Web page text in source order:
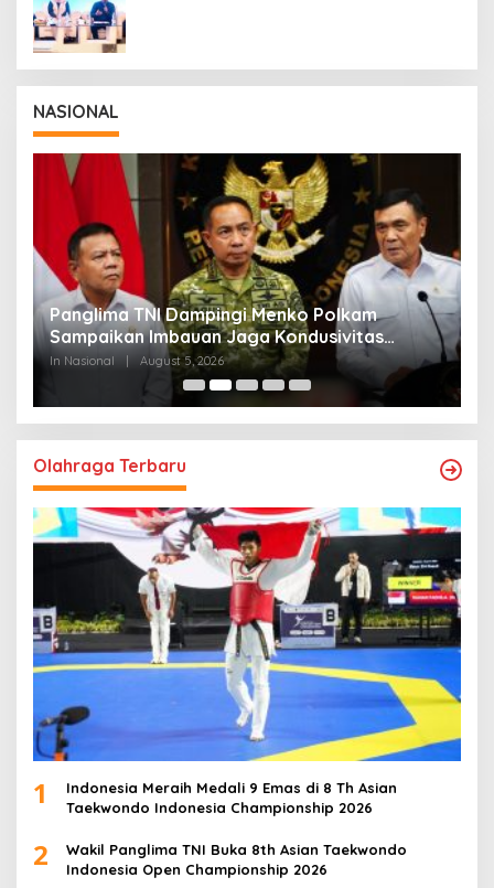
NASIONAL
Panglima TNI Dampingi Menko Polkam
Sampaikan Imbauan Jaga Kondusivitas
Bangsa
In Nasional August 5, 2026
Olahraga Terbaru
1
Indonesia Meraih Medali 9 Emas di 8 Th Asian
Taekwondo Indonesia Championship 2026
2
Wakil Panglima TNI Buka 8th Asian Taekwondo
Indonesia Open Championship 2026